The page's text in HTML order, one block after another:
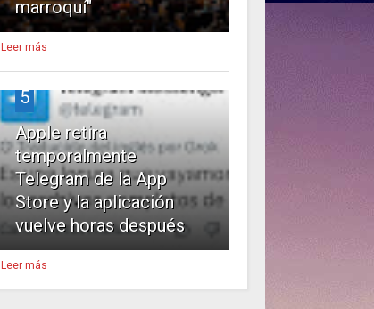
marroquí"
Leer más
5
Apple retira
temporalmente
Telegram de la App
Store y la aplicación
vuelve horas después
Leer más